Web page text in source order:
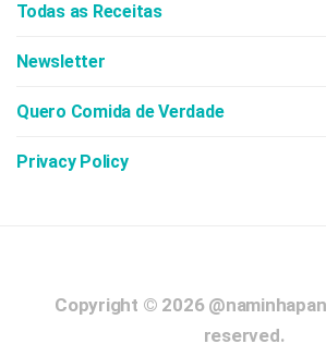
Todas as Receitas
Newsletter
Quero Comida de Verdade
Privacy Policy
Copyright © 2026
reserved.